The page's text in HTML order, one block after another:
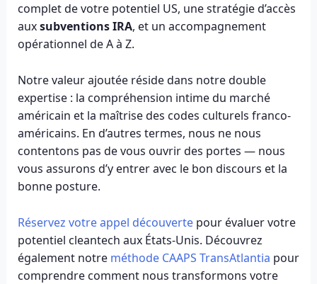
complet de votre potentiel US, une stratégie d’accès
auxsubventions IRA, et un accompagnement
opérationnel de A à Z.
Notre valeur ajoutée réside dans notre double
expertise : la compréhension intime du marché
américain et la maîtrise des codes culturels franco-
américains. En d’autres termes, nous ne nous
contentons pas de vous ouvrir des portes — nous
vous assurons d’y entrer avec le bon discours et la
bonne posture.
Réservez votre appel découvertepour évaluer votre
potentiel cleantech aux États-Unis. Découvrez
également notre méthode CAAPS TransAtlantia pour
comprendre comment nous transformons votre